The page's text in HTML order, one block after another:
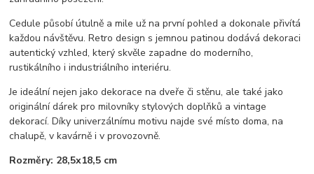
Cedule působí útulně a mile už na první pohled a dokonale přivítá
každou návštěvu. Retro design s jemnou patinou dodává dekoraci
autentický vzhled, který skvěle zapadne do moderního,
rustikálního i industriálního interiéru.
Je ideální nejen jako dekorace na dveře či stěnu, ale také jako
originální dárek pro milovníky stylových doplňků a vintage
dekorací. Díky univerzálnímu motivu najde své místo doma, na
chalupě, v kavárně i v provozovně.
Rozměry: 28,5x18,5 cm